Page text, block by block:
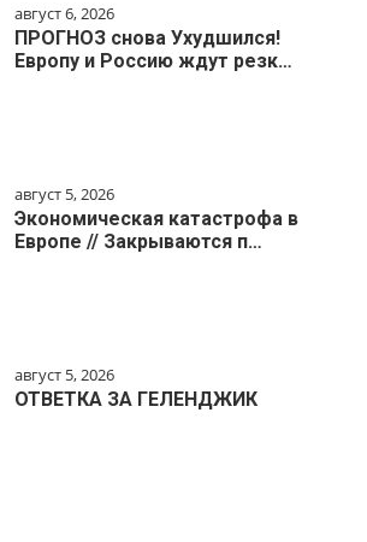
август 6, 2026
ПРОГНОЗ снова Ухудшился!
Европу и Россию ждут резк…
август 5, 2026
Экономическая катастрофа в
Европе // Закрываются п…
август 5, 2026
ОТВЕТКА ЗА ГЕЛЕНДЖИК